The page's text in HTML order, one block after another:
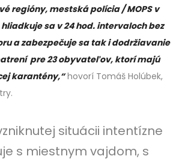
regióny, mestská polícia / MOPS v
hliadkuje sa v 24 hod. intervaloch bez
a zabezpečuje sa tak i dodržiavanie
pre 23 obyvateľov, ktorí majú
karantény,“hovorí Tomáš Holúbek,
situácii intentízne
s miestnym vajdom, s